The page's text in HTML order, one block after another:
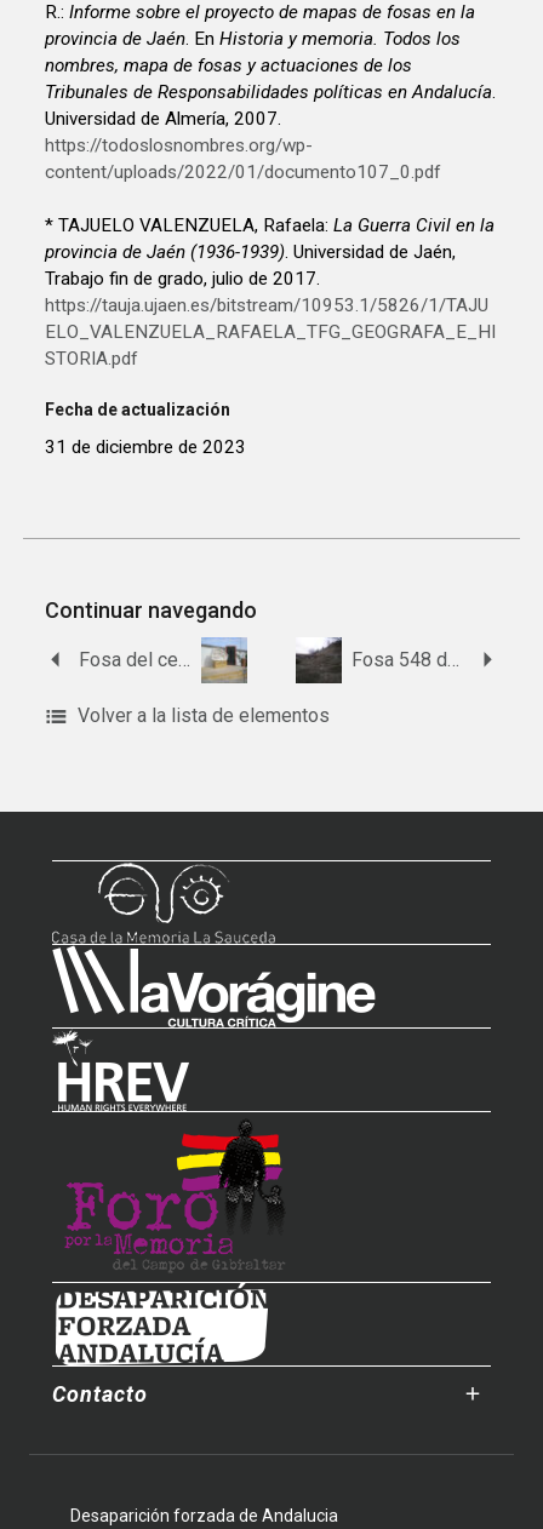
R.:Informe sobre el proyecto de mapas de fosas en la
provincia de Jaén. EnHistoria y memoria. Todos los
nombres, mapa de fosas y actuaciones de los
Tribunales de Responsabilidades políticas en Andalucía.
Universidad de Almería, 2007.
https://todoslosnombres.org/wp-
content/uploads/2022/01/documento107_0.pdf
* TAJUELO VALENZUELA, Rafaela:La Guerra Civil en la
provincia de Jaén (1936-1939). Universidad de Jaén,
Trabajo fin de grado, julio de 2017.
https://tauja.ujaen.es/bitstream/10953.1/5826/1/TAJU
ELO_VALENZUELA_RAFAELA_TFG_GEOGRAFA_E_HI
STORIA.pdf
Fecha de actualización
31 de diciembre de 2023
Continuar navegando
Volver a la lista de elementos
Contacto
Desaparición forzada de Andalucia